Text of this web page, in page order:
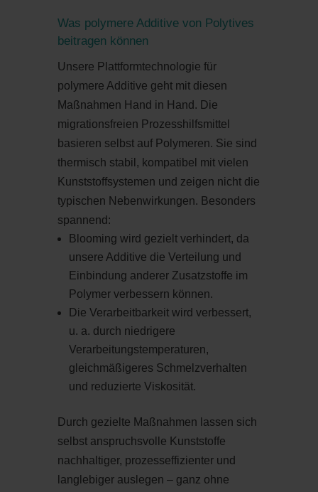
Was polymere Additive von Polytives
beitragen können
Unsere Plattformtechnologie für
polymere Additive geht mit diesen
Maßnahmen Hand in Hand. Die
migrationsfreien Prozesshilfsmittel
basieren selbst auf Polymeren. Sie sind
thermisch stabil, kompatibel mit vielen
Kunststoffsystemen und zeigen nicht die
typischen Nebenwirkungen. Besonders
spannend:
Blooming wird gezielt verhindert, da
unsere Additive die Verteilung und
Einbindung anderer Zusatzstoffe im
Polymer verbessern können.
Die Verarbeitbarkeit wird verbessert,
u. a. durch niedrigere
Verarbeitungstemperaturen,
gleichmäßigeres Schmelzverhalten
und reduzierte Viskosität.
Durch gezielte Maßnahmen lassen sich
selbst anspruchsvolle Kunststoffe
nachhaltiger, prozesseffizienter und
langlebiger auslegen – ganz ohne